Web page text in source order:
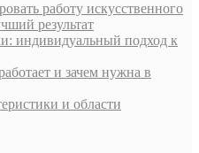
работу искусственного
результат
индивидуальный подход к
и зачем нужна в
и области